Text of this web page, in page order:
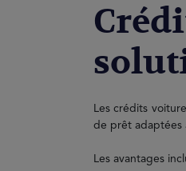
Les crédits
de prêt adaptées
Les avantages